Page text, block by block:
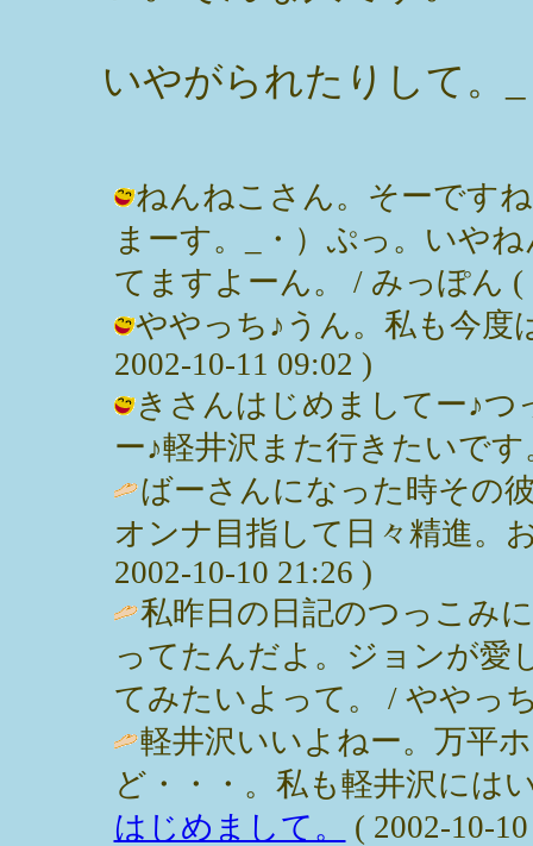
いやがられたりして。
ねんねこさん。そーです
まーす。_・）ぷっ。いや
てますよーん。 / みっぽん (
ややっち♪うん。私も今度
2002-10-11 09:02 )
きさんはじめましてー♪つ
ー♪軽井沢また行きたいです
ばーさんになった時その
オンナ目指して日々精進。
2002-10-10 21:26 )
私昨日の日記のつっこみ
ってたんだよ。ジョンが愛
てみたいよって。 / ややっ
軽井沢いいよねー。万平
ど・・・。私も軽井沢には
はじめまして。
( 2002-10-